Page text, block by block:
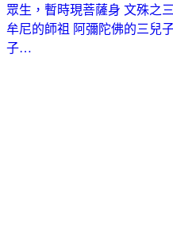
眾生，暫時現菩薩身 文殊之
牟尼的師祖 阿彌陀佛的三兒
子…